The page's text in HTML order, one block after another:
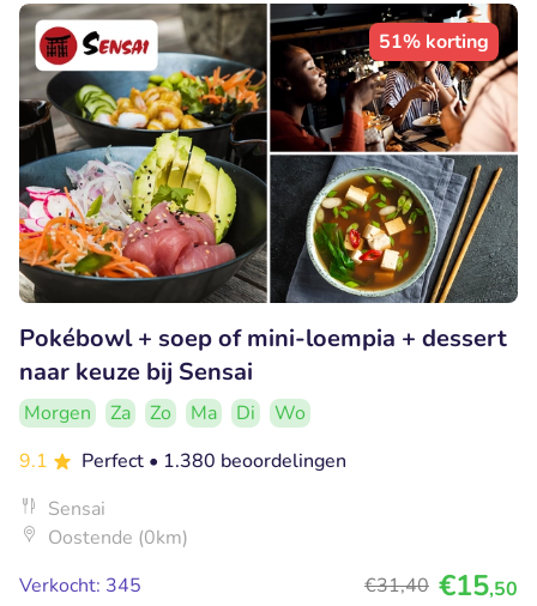
51% korting
Pokébowl + soep of mini-loempia + dessert
naar keuze bij Sensai
Morgen Za Zo Ma Di
Wo
9.1
Perfect • 1.380 beoordelingen
Sensai
Oostende (0km)
Verkocht: 345
€31,40 €15,50